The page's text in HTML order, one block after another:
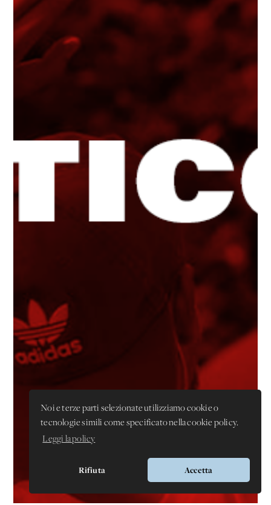
Noi e terze parti selezionate utilizziamo cookie o
tecnologie simili come specificato nella cookie policy.
Leggi la policy
Rifiuta Accetta